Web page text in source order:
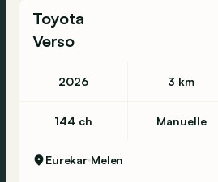
Toyota
Verso
2026 3 km
144 ch Manuelle
Eurekar Melen